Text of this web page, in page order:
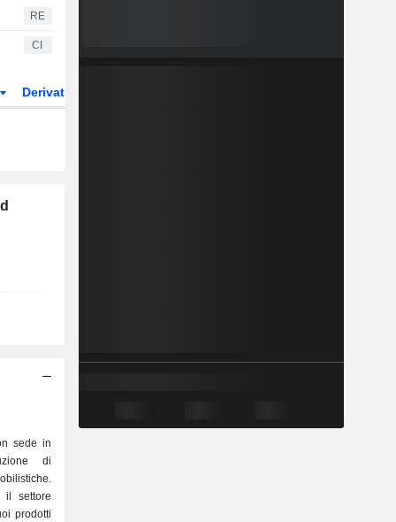
RE
CI
Derivati
sede in
di
il settore
prodotti